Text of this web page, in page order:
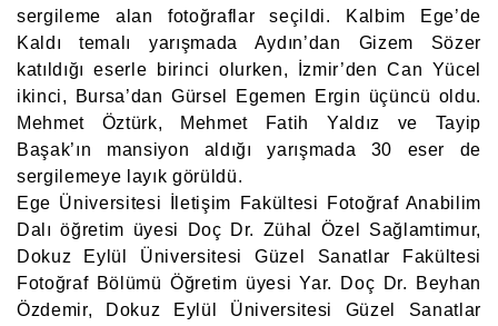
sergileme alan fotoğraflar seçildi. Kalbim Ege’de
Kaldı temalı yarışmada Aydın’dan Gizem Sözer
katıldığı eserle birinci olurken, İzmir’den Can Yücel
ikinci, Bursa’dan Gürsel Egemen Ergin üçüncü oldu.
Mehmet Öztürk, Mehmet Fatih Yaldız ve Tayip
Başak’ın mansiyon aldığı yarışmada 30 eser de
sergilemeye layık görüldü.
Ege Üniversitesi İletişim Fakültesi Fotoğraf Anabilim
Dalı öğretim üyesi Doç Dr. Zühal Özel Sağlamtimur,
Dokuz Eylül Üniversitesi Güzel Sanatlar Fakültesi
Fotoğraf Bölümü Öğretim üyesi Yar. Doç Dr. Beyhan
Özdemir, Dokuz Eylül Üniversitesi Güzel Sanatlar